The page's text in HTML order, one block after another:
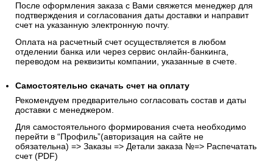
После оформления заказа с Вами свяжется менеджер для
подтверждения и согласования даты доставки и направит
счет на указанную электронную почту.
Оплата на расчетный счет осуществляется в любом
отделении банка или через сервис онлайн-банкинга,
переводом на реквизиты компании, указанные в счете.
Самостоятельно скачать счет на оплату
Рекомендуем предварительно согласовать состав и даты
доставки с менеджером.
Для самостоятельного формирования счета необходимо
перейти в “Профиль”(авторизация на сайте не
обязательна) => Заказы => Детали заказа №=> Распечатать
счет (PDF)